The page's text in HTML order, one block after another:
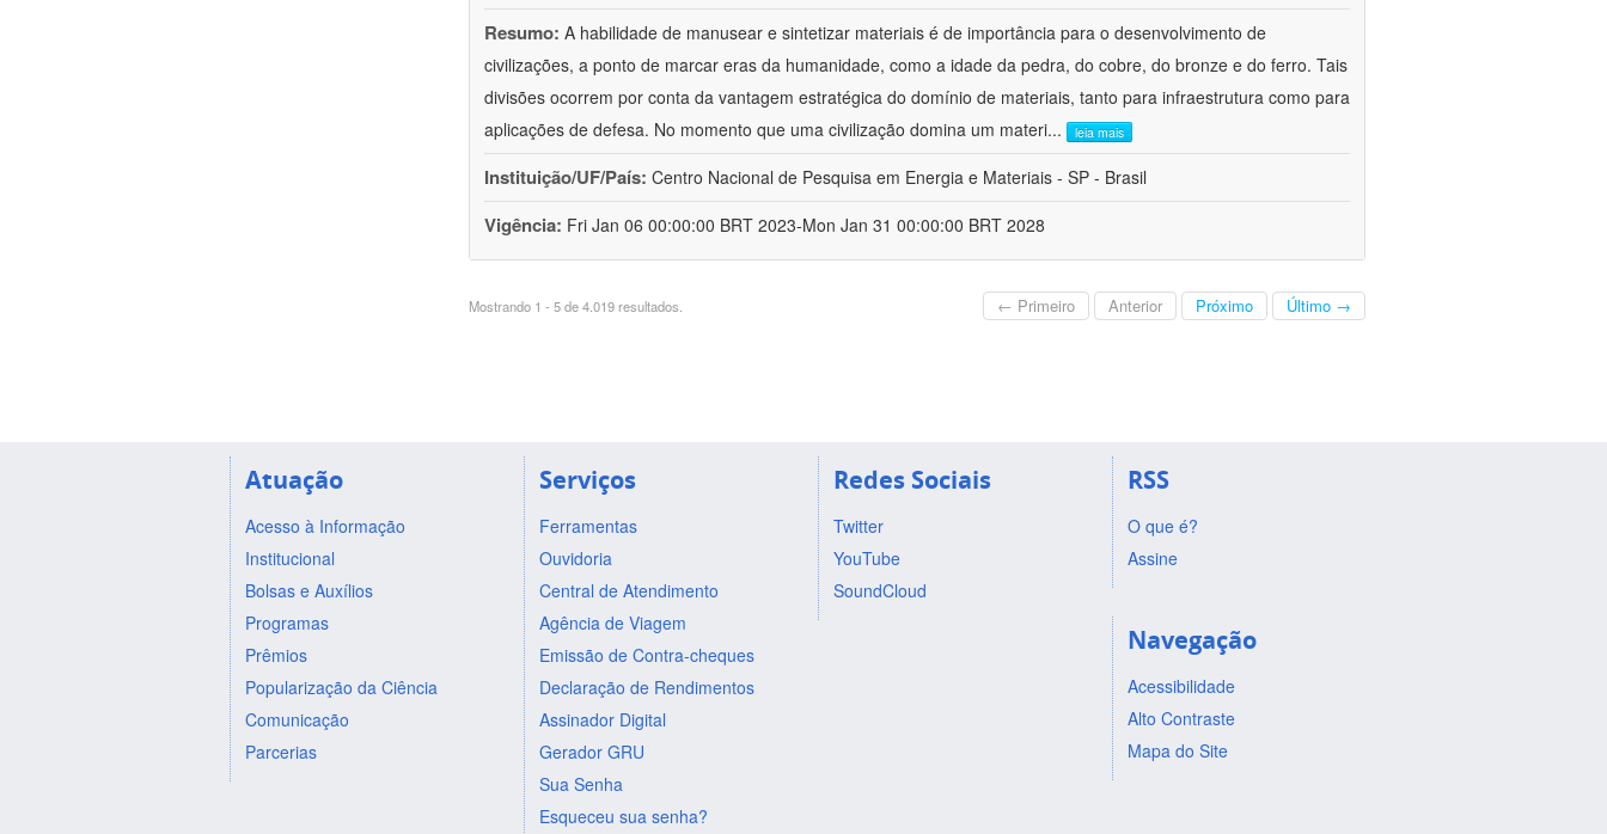
Resumo: A habilidade de manusear e sintetizar materiais é de importância para o desenvolvimento de
civilizações, a ponto de marcar eras da humanidade, como a idade da pedra, do cobre, do bronze e do ferro. Tais
divisões ocorrem por conta da vantagem estratégica do domínio de materiais, tanto para infraestrutura como para
aplicações de defesa. No momento que uma civilização domina um materi... leia mais
Instituição/UF/País: Centro Nacional de Pesquisa em Energia e Materiais - SP - Brasil
Vigência: Fri Jan 06 00:00:00 BRT 2023-Mon Jan 31 00:00:00 BRT 2028
Mostrando 1 - 5 de 4.019 resultados. ← Primeiro Anterior Próximo Último →
Atuação
Acesso à Informação
Institucional
Bolsas e Auxílios
Programas
Prêmios
Popularização da Ciência
Comunicação
Parcerias
Serviços
Ferramentas
Ouvidoria
Central de Atendimento
Agência de Viagem
Emissão de Contra-cheques
Declaração de Rendimentos
Assinador Digital
Gerador GRU
Sua Senha
Esqueceu sua senha?
Redes Sociais
Twitter
YouTube
SoundCloud
RSS
O que é?
Assine
Navegação
Acessibilidade
Alto Contraste
Mapa do Site